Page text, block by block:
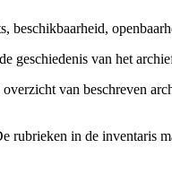
beschikbaarheid,
geschiedenis van het
van beschreven
in de inventaris